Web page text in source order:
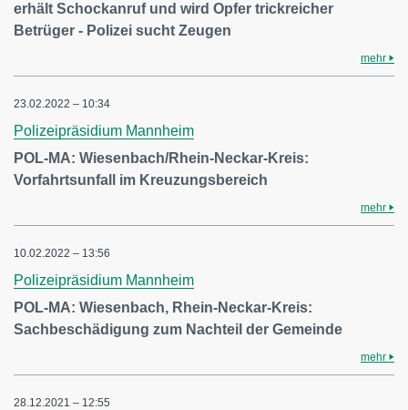
erhält Schockanruf und wird Opfer trickreicher
Betrüger - Polizei sucht Zeugen
mehr
23.02.2022 – 10:34
Polizeipräsidium Mannheim
POL-MA: Wiesenbach/Rhein-Neckar-Kreis:
Vorfahrtsunfall im Kreuzungsbereich
mehr
10.02.2022 – 13:56
Polizeipräsidium Mannheim
POL-MA: Wiesenbach, Rhein-Neckar-Kreis:
Sachbeschädigung zum Nachteil der Gemeinde
mehr
28.12.2021 – 12:55